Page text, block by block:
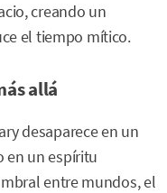
creando un
el tiempo mítico.
allá
desaparece en un
en un espíritu
entre mundos, el